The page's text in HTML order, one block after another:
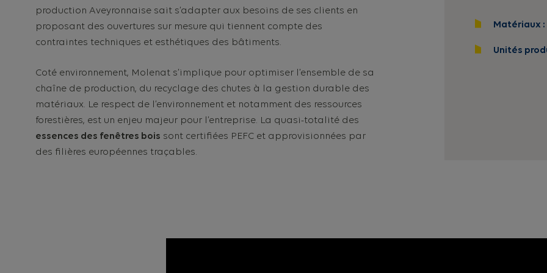
production Aveyronnaise sait s’adapter aux besoins de ses clients en
proposant des ouvertures sur mesure qui tiennent compte des
contraintes techniques et esthétiques des bâtiments.
Coté environnement, Molenat s’implique pour optimiser l’ensemble de sa
chaîne de production, du recyclage des chutes à la gestion durable des
matériaux. Le respect de l’environnement et notamment des ressources
forestières, est un enjeu majeur pour l’entreprise. La quasi-totalité des
essences des fenêtres bois sont certifiées PEFC et approvisionnées par
des filières européennes traçables.
Matériaux :
Unités